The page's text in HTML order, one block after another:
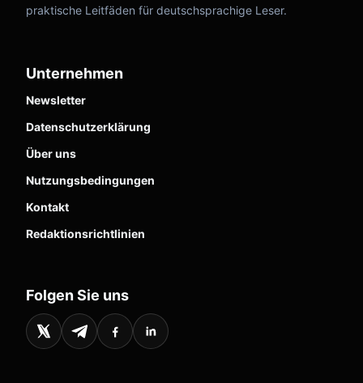
praktische Leitfäden für deutschsprachige Leser.
Unternehmen
Newsletter
Datenschutzerklärung
Über uns
Nutzungsbedingungen
Kontakt
Redaktionsrichtlinien
Folgen Sie uns